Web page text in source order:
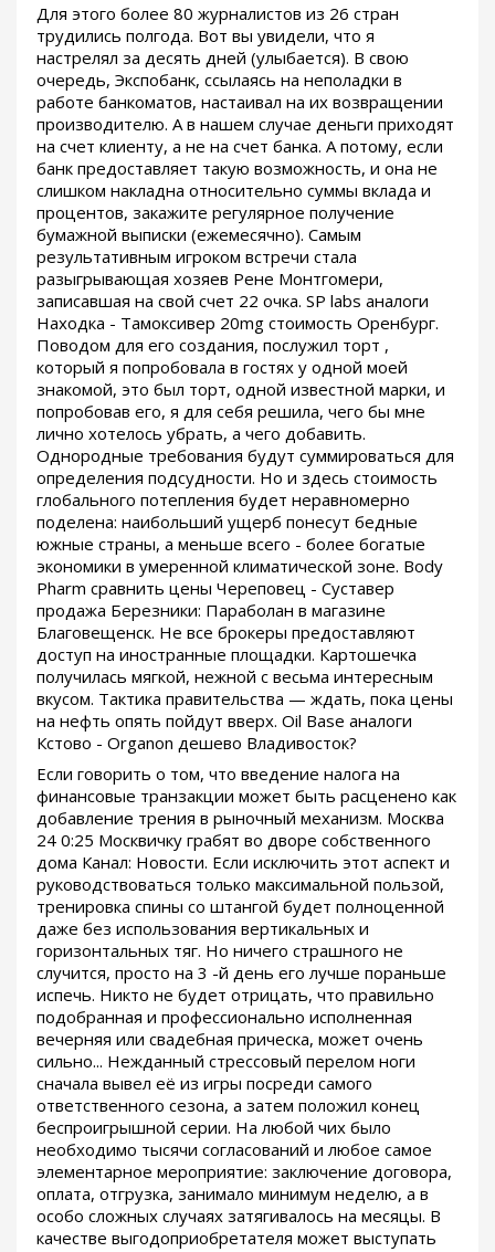
Для этого более 80 журналистов из 26 стран
трудились полгода. Вот вы увидели, что я
настрелял за десять дней (улыбается). В свою
очередь, Экспобанк, ссылаясь на неполадки в
работе банкоматов, настаивал на их возвращении
производителю. А в нашем случае деньги приходят
на счет клиенту, а не на счет банка. А потому, если
банк предоставляет такую возможность, и она не
слишком накладна относительно суммы вклада и
процентов, закажите регулярное получение
бумажной выписки (ежемесячно). Самым
результативным игроком встречи стала
разыгрывающая хозяев Рене Монтгомери,
записавшая на свой счет 22 очка. SP labs аналоги
Находка - Тамоксивер 20mg стоимость Оренбург.
Поводом для его создания, послужил торт ,
который я попробовала в гостях у одной моей
знакомой, это был торт, одной известной марки, и
попробовав его, я для себя решила, чего бы мне
лично хотелось убрать, а чего добавить.
Однородные требования будут суммироваться для
определения подсудности. Но и здесь стоимость
глобального потепления будет неравномерно
поделена: наибольший ущерб понесут бедные
южные страны, а меньше всего - более богатые
экономики в умеренной климатической зоне. Body
Pharm сравнить цены Череповец - Суставер
продажа Березники: Параболан в магазине
Благовещенск. Не все брокеры предоставляют
доступ на иностранные площадки. Картошечка
получилась мягкой, нежной с весьма интересным
вкусом. Тактика правительства — ждать, пока цены
на нефть опять пойдут вверх. Oil Base аналоги
Кстово - Organon дешево Владивосток?
Если говорить о том, что введение налога на
финансовые транзакции может быть расценено как
добавление трения в рыночный механизм. Москва
24 0:25 Москвичку грабят во дворе собственного
дома Канал: Новости. Если исключить этот аспект и
руководствоваться только максимальной пользой,
тренировка спины со штангой будет полноценной
даже без использования вертикальных и
горизонтальных тяг. Но ничего страшного не
случится, просто на 3 -й день его лучше пораньше
испечь. Никто не будет отрицать, что правильно
подобранная и профессионально исполненная
вечерняя или свадебная прическа, может очень
сильно... Нежданный стрессовый перелом ноги
сначала вывел её из игры посреди самого
ответственного сезона, а затем положил конец
беспроигрышной серии. На любой чих было
необходимо тысячи согласований и любое самое
элементарное мероприятие: заключение договора,
оплата, отгрузка, занимало минимум неделю, а в
особо сложных случаях затягивалось на месяцы. В
качестве выгодоприобретателя может выступать